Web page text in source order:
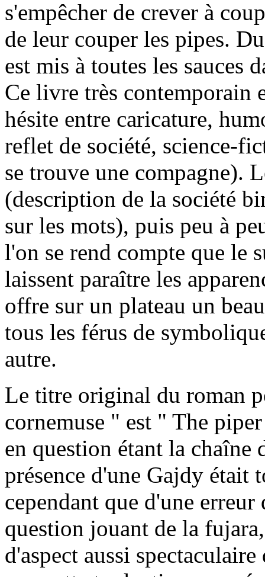
s'empêcher de crever à
de leur couper les pipes.
est mis à toutes les sauces
Ce livre très contemporain
hésite entre caricature,
reflet de société, science-
se trouve une compagne).
(description de la société
sur les mots), puis peu à
l'on se rend compte que le
laissent paraître les
offre sur un plateau un
tous les férus de
autre.
Le titre original du roman
cornemuse " est " The
en question étant la chaîne
présence d'une Gajdy était
cependant que d'une
question jouant de la
d'aspect aussi